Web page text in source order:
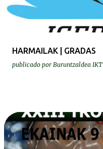
HARMAILAK | GRADAS
publicado por Buruntzaldea IKT